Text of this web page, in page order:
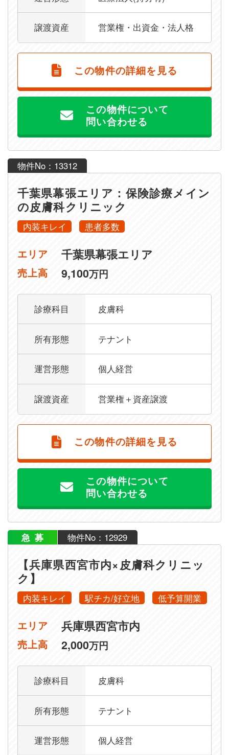
譲渡資産 営業権・出資金・法人格
この物件の詳細を見る
この物件について
問い合わせる
物件No：13312
千葉県幕張エリア：保険診療メイン
の皮膚科クリニック
内装キレイ 患者多数
エリア 千葉県幕張エリア
売上高 9,100万円
診療科目 皮膚科
所有形態 テナント
運営形態 個人経営
譲渡資産 営業権＋資産譲渡
この物件の詳細を見る
この物件について
問い合わせる
急募 物件No：12929
【兵庫県西宮市内×皮膚科クリニッ
ク】
内装キレイ 駅チカ/好立地 低予算開業
エリア 兵庫県西宮市内
売上高 2,000万円
診療科目 皮膚科
所有形態 テナント
運営形態 個人経営